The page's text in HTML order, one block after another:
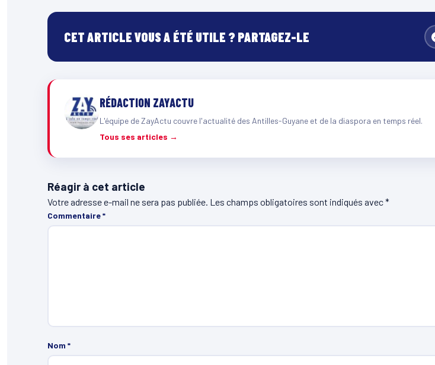
CET ARTICLE VOUS A ÉTÉ UTILE ? PARTAGEZ-LE
RÉDACTION ZAYACTU
L'équipe de ZayActu couvre l'actualité des Antilles-Guyane et de la diaspora en temps réel.
Tous ses articles →
Réagir à cet article
Votre adresse e-mail ne sera pas publiée. Les champs obligatoires sont indiqués avec*
Commentaire*
Nom *